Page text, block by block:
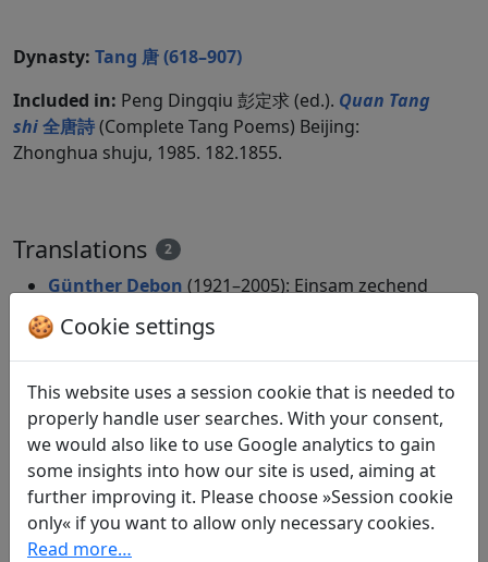
Dynasty: Tang 唐 (618–907)
Included in: Peng Dingqiu 彭定求 (ed.). Quan Tang
shi全唐詩(Complete Tang Poems) Beijing:
Zhonghua shuju, 1985. 182.1855.
Translations 2
Günther Debon (1921–2005): Einsam zechend
menschenfern, doch nah den Dingen.
Dreitausend Jahre chinesischer Poesie.
München: Eugen Diederichs Verlag, 1988. p.
126.
in: Debon, Günther.Mein Weg verliert sich
fern in weißen Wolken. Chinesische Lyrik aus
drei Jahrtausenden. Heidelberg: Verlag
Lambert Schneider, 1988. p. 103.
in: Debon, Günther (ed.).
🍪 Cookie settings
This website uses a session cookie that is needed to
properly handle user searches. With your consent,
we would also like to use Google analytics to gain
some insights into how our site is used, aiming at
further improving it. Please choose »Session cookie
only« if you want to allow only necessary cookies.
Read more…